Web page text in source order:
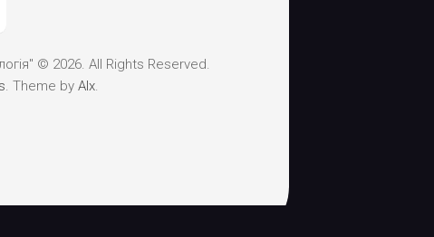
© 2026. All Rights Reserved.
. Theme by Alx.